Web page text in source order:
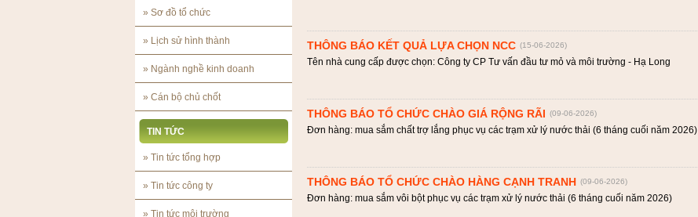
» Sơ đồ tổ chức
» Lịch sử hình thành
» Ngành nghề kinh doanh
» Cán bộ chủ chốt
TIN TỨC
» Tin tức tổng hợp
» Tin tức công ty
» Tin tức môi trường
THÔNG BÁO KẾT QUẢ LỰA CHỌN NCC (15-06-2026)
Tên nhà cung cấp được chọn: Công ty CP Tư vấn đầu tư mỏ và môi trường - Hạ Long
THÔNG BÁO TỔ CHỨC CHÀO GIÁ RỘNG RÃI (09-06-2026)
Đơn hàng: mua sắm chất trợ lắng phục vụ các trạm xử lý nước thải (6 tháng cuối năm 2026)
THÔNG BÁO TỔ CHỨC CHÀO HÀNG CẠNH TRANH (09-06-2026)
Đơn hàng: mua sắm vôi bột phục vụ các trạm xử lý nước thải (6 tháng cuối năm 2026)